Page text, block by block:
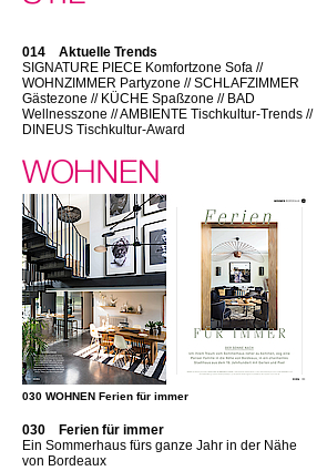
014 Aktuelle Trends
SIGNATURE PIECE Komfortzone Sofa //
WOHNZIMMER Partyzone // SCHLAFZIMMER
Gästezone // KÜCHE Spaßzone // BAD
Wellnesszone // AMBIENTE Tischkultur-Trends //
DINEUS Tischkultur-Award
030 WOHNEN Ferien für immer
030 Ferien für immer
Ein Sommerhaus fürs ganze Jahr in der Nähe
von Bordeaux